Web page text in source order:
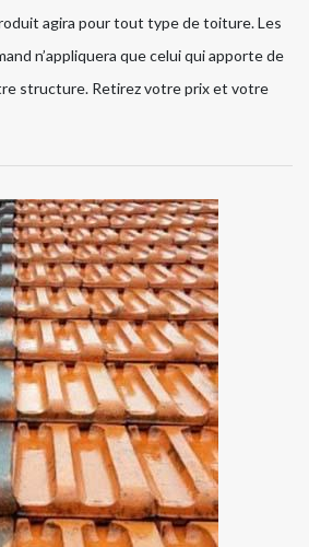
agira pour tout type de toiture. Les
n’appliquera que celui qui apporte de
structure. Retirez votre prix et votre